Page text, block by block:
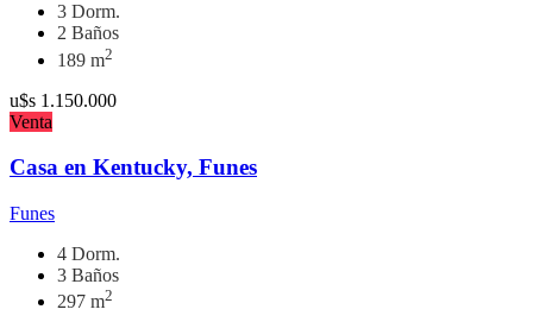
3 Dorm.
2 Baños
189 m2
u$s 1.150.000
Venta
Casa en Kentucky, Funes
Funes
4 Dorm.
3 Baños
297 m2